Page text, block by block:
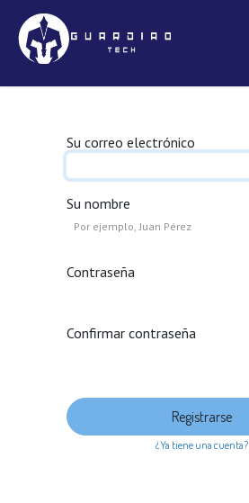
Ir al contenido
Su correo electrónico
Su nombre
Contraseña
Confirmar contraseña
Registrarse
¿Ya tiene una cuenta?